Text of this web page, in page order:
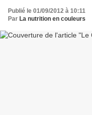
Publié le 01/09/2012 à 10:11
Par La nutrition en couleurs